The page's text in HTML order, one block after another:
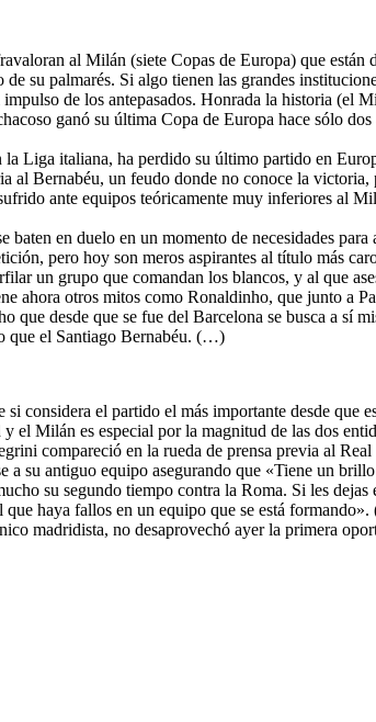
al Milán (siete Copas de Europa) que
su palmarés. Si algo tienen las grandes
de los antepasados. Honrada la historia (el
ganó su última Copa de Europa hace sólo
Liga italiana, ha perdido su último partido en
Bernabéu, un feudo donde no conoce la
ante equipos teóricamente muy inferiores al
baten en duelo en un momento de necesidades
pero hoy son meros aspirantes al título más
un grupo que comandan los blancos, y al que
ahora otros mitos como Ronaldinho, que junto a
desde que se fue del Barcelona se busca a sí
que el Santiago Bernabéu. (…)
si considera el partido el más importante desde
el Milán es especial por la magnitud de las dos
compareció en la rueda de prensa previa al
su antiguo equipo asegurando que «Tiene un
su segundo tiempo contra la Roma. Si les
que haya fallos en un equipo que se está
madridista, no desaprovechó ayer la primera